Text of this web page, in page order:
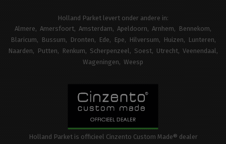
Holland Parket levert onder andere in:
Almere
Amersfoort Amsterdam Apeldoorn Arnhem
Bennekom
Blaricum
Bussum Dronten Ede Epe Hilversum Huizen
Lunteren
Naarden
Putten Renkum Scherpenzeel Soest Utrecht Veenendaal
Wageningen
Weesp
Holland Parket is officieel Cinzento Custom Made® dealer